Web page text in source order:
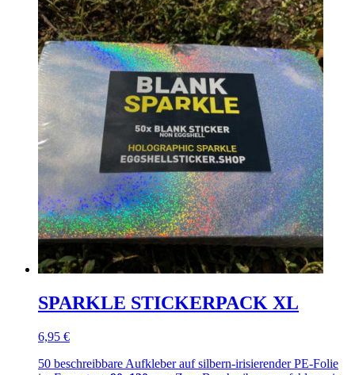
SPARKLE STICKERPACK XL
6,95 €
50 beschreibbare Aufkleber auf silbern-irisierender PE-Folie